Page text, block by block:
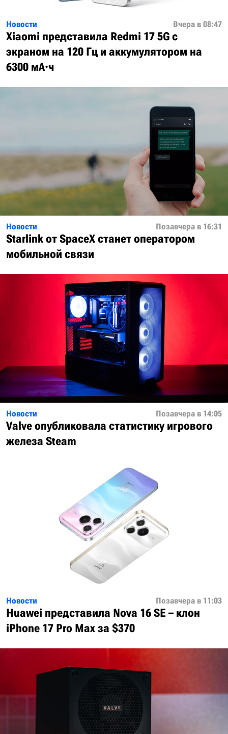
Новости Вчера в 08:47
Xiaomi представила Redmi 17 5G с
экраном на 120 Гц и аккумулятором на
6300 мА·ч
Новости Позавчера в 16:31
Starlink от SpaceX станет оператором
мобильной связи
Новости Позавчера в 14:05
Valve опубликовала статистику игрового
железа Steam
Новости Позавчера в 11:03
Huawei представила Nova 16 SE – клон
iPhone 17 Pro Max за $370